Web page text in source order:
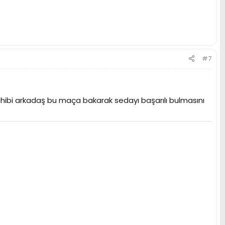
#7
arkadaş bu maça bakarak sedayı başarılı bulmasını